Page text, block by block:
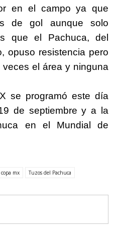
en el campo ya que
de gol aunque solo
que el Pachuca, del
opuso resistencia pero
el área y ninguna
se programó este día
de septiembre y a la
en el Mundial de
copa mx Tuzos del Pachuca